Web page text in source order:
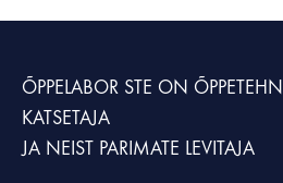
ÕPPELABOR STE ON
KATSETAJA
JA NEIST PARIMATE LEVITAJA